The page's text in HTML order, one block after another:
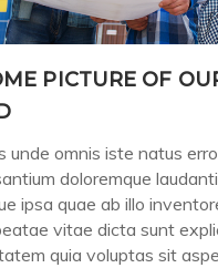
PICTURE OF
unde omnis iste natus
doloremque
ipsa quae ab illo
vitae dicta sunt
quia voluptas sit